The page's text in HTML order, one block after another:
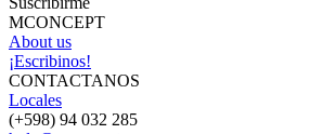
MCONCEPT
About us
¡Escribinos!
CONTACTANOS
Locales
(+598) 94 032 285